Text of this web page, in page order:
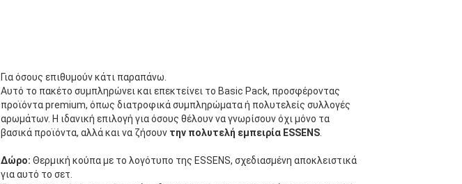
Για όσους επιθυμούν κάτι παραπάνω.
Αυτό το πακέτο συμπληρώνει και επεκτείνει το Basic Pack, προσφέροντας
προϊόντα premium, όπως διατροφικά συμπληρώματα ή πολυτελείς συλλογές
αρωμάτων. Η ιδανική επιλογή για όσους θέλουν να γνωρίσουν όχι μόνο τα
βασικά προϊόντα, αλλά και να ζήσουν την πολυτελή εμπειρία ESSENS
Δώρο: Θερμική κούπα με το λογότυπο της ESSENS, σχεδιασμένη αποκλειστικά
για αυτό το σετ.